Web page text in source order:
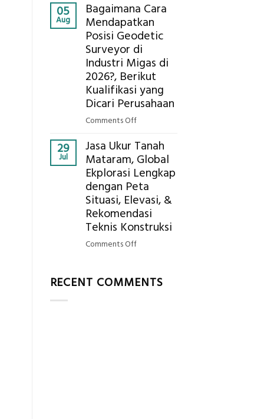
Estimasi
Biaya
Per
m²
untuk
Rumah
Sejuk
Tanpa
AC
Pemetaan
Drone
LiDAR
Mataram,
Global
Ekplorasi
Solusi
Pemetaan
05
Aug
Bagaimana Cara
Mendapatkan
Posisi Geodetic
Surveyor di
Industri Migas di
2026?, Berikut
Kualifikasi yang
Dicari Perusahaan
Comments Offon
Cara
Mendapatkan
Posisi
Geodetic
Surveyor
di
Industri
Berikut
Kualifikasi
29
Jul
Jasa Ukur Tanah
Mataram, Global
Ekplorasi Lengkap
dengan Peta
Situasi, Elevasi, &
Rekomendasi
Teknis Konstruksi
Comments Offon
Tanah
RECENT COMMENTS